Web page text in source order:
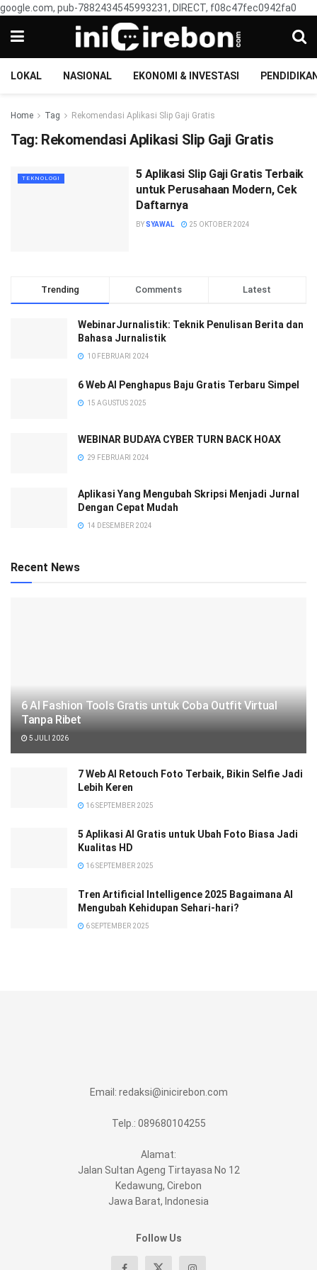
google.com, pub-7882434545993231, DIRECT, f08c47fec0942fa0
LOKAL NASIONAL EKONOMI & INVESTASI
Home Tag Rekomendasi Aplikasi Slip Gaji Gratis
Tag: Rekomendasi Aplikasi Slip Gaji Gratis
TEKNOLOGI
5 Aplikasi Slip Gaji Gratis Terbaik
untuk Perusahaan Modern, Cek
Daftarnya
BYSYAWAL 25 OKTOBER 2024
Trending Comments Latest
WebinarJurnalistik: Teknik Penulisan Berita dan
Bahasa Jurnalistik
10 FEBRUARI 2024
6 Web AI Penghapus Baju Gratis Terbaru Simpel
15 AGUSTUS 2025
WEBINAR BUDAYA CYBER TURN BACK HOAX
29 FEBRUARI 2024
Aplikasi Yang Mengubah Skripsi Menjadi Jurnal
Dengan Cepat Mudah
14 DESEMBER 2024
Recent News
6 AI Fashion Tools Gratis untuk Coba Outfit Virtual
Tanpa Ribet
5 JULI 2026
7 Web AI Retouch Foto Terbaik, Bikin Selfie Jadi
Lebih Keren
16 SEPTEMBER 2025
5 Aplikasi AI Gratis untuk Ubah Foto Biasa Jadi
Kualitas HD
16 SEPTEMBER 2025
Tren Artificial Intelligence 2025 Bagaimana AI
Mengubah Kehidupan Sehari-hari?
6 SEPTEMBER 2025
Email: redaksi@inicirebon.com
Telp.: 089680104255
Alamat:
Jalan Sultan Ageng Tirtayasa No 12
Kedawung, Cirebon
Jawa Barat, Indonesia
Follow Us